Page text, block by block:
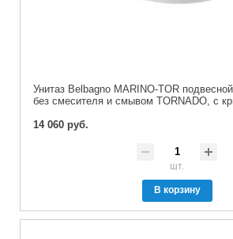
Унитаз Belbagno MARINO-TOR
без смесителя и смывом TORNADO, с
14 060 руб.
шт.
В корзину